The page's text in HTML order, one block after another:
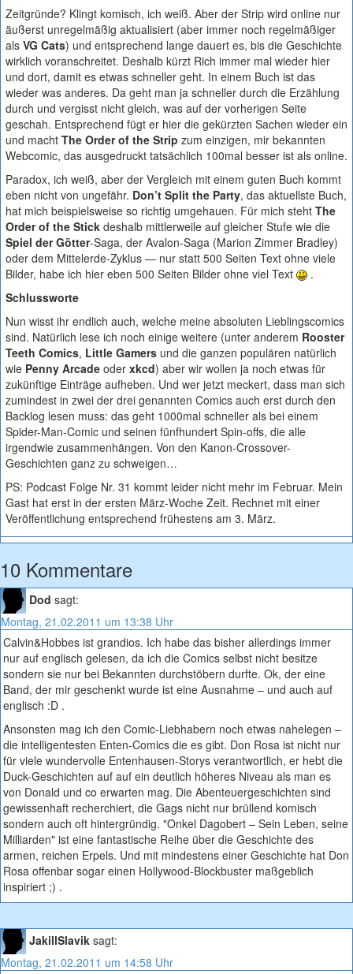
Zeitgründe? Klingt komisch, ich weiß. Aber der Strip wird online nur
äußerst unregelmäßig aktualisiert (aber immer noch regelmäßiger
als VG Cats) und entsprechend lange dauert es, bis die Geschichte
wirklich voranschreitet. Deshalb kürzt Rich immer mal wieder hier
und dort, damit es etwas schneller geht. In einem Buch ist das
wieder was anderes. Da geht man ja schneller durch die Erzählung
durch und vergisst nicht gleich, was auf der vorherigen Seite
geschah. Entsprechend fügt er hier die gekürzten Sachen wieder ein
und macht The Order of the Strip zum einzigen, mir bekannten
Webcomic, das ausgedruckt tatsächlich 100mal besser ist als online.
Paradox, ich weiß, aber der Vergleich mit einem guten Buch kommt
eben nicht von ungefähr. Don’t Split the Party, das aktuellste Buch,
hat mich beispielsweise so richtig umgehauen. Für mich steht The
Order of the Stick deshalb mittlerweile auf gleicher Stufe wie die
Spiel der Götter-Saga, der Avalon-Saga (Marion Zimmer Bradley)
oder dem Mittelerde-Zyklus — nur statt 500 Seiten Text ohne viele
Bilder, habe ich hier eben 500 Seiten Bilder ohne viel Text
.
Schlussworte
Nun wisst ihr endlich auch, welche meine absoluten Lieblingscomics
sind. Natürlich lese ich noch einige weitere (unter anderem Rooster
Teeth Comics, Little Gamers und die ganzen populären natürlich
wie Penny Arcade oder xkcd) aber wir wollen ja noch etwas für
zukünftige Einträge aufheben. Und wer jetzt meckert, dass man sich
zumindest in zwei der drei genannten Comics auch erst durch den
Backlog lesen muss: das geht 1000mal schneller als bei einem
Spider-Man-Comic und seinen fünfhundert Spin-offs, die alle
irgendwie zusammenhängen. Von den Kanon-Crossover-
Geschichten ganz zu schweigen…
PS: Podcast Folge Nr. 31 kommt leider nicht mehr im Februar. Mein
Gast hat erst in der ersten März-Woche Zeit. Rechnet mit einer
Veröffentlichung entsprechend frühestens am 3. März.
10 Kommentare
Dod sagt:
Montag, 21.02.2011 um 13:38 Uhr
Calvin&Hobbes ist grandios. Ich habe das bisher allerdings immer
nur auf englisch gelesen, da ich die Comics selbst nicht besitze
sondern sie nur bei Bekannten durchstöbern durfte. Ok, der eine
Band, der mir geschenkt wurde ist eine Ausnahme – und auch auf
englisch :D .
Ansonsten mag ich den Comic-Liebhabern noch etwas nahelegen –
die intelligentesten Enten-Comics die es gibt. Don Rosa ist nicht nur
für viele wundervolle Entenhausen-Storys verantwortlich, er hebt die
Duck-Geschichten auf auf ein deutlich höheres Niveau als man es
von Donald und co erwarten mag. Die Abenteuergeschichten sind
gewissenhaft recherchiert, die Gags nicht nur brüllend komisch
sondern auch oft hintergründig. "Onkel Dagobert – Sein Leben, seine
Milliarden" ist eine fantastische Reihe über die Geschichte des
armen, reichen Erpels. Und mit mindestens einer Geschichte hat Don
Rosa offenbar sogar einen Hollywood-Blockbuster maßgeblich
inspiriert ;) .
JakillSlavik sagt:
Montag, 21.02.2011 um 14:58 Uhr